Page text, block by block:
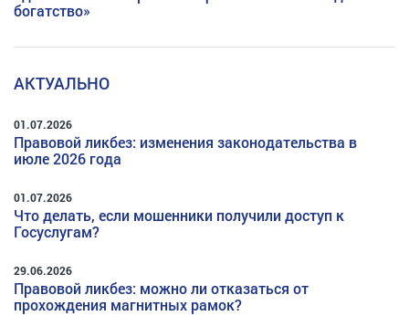
богатство»
АКТУАЛЬНО
01.07.2026
Правовой ликбез: изменения законодательства в
июле 2026 года
01.07.2026
Что делать, если мошенники получили доступ к
Госуслугам?
29.06.2026
Правовой ликбез: можно ли отказаться от
прохождения магнитных рамок?